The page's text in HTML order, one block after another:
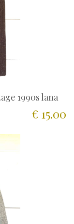
1990s lana
€ 15.00